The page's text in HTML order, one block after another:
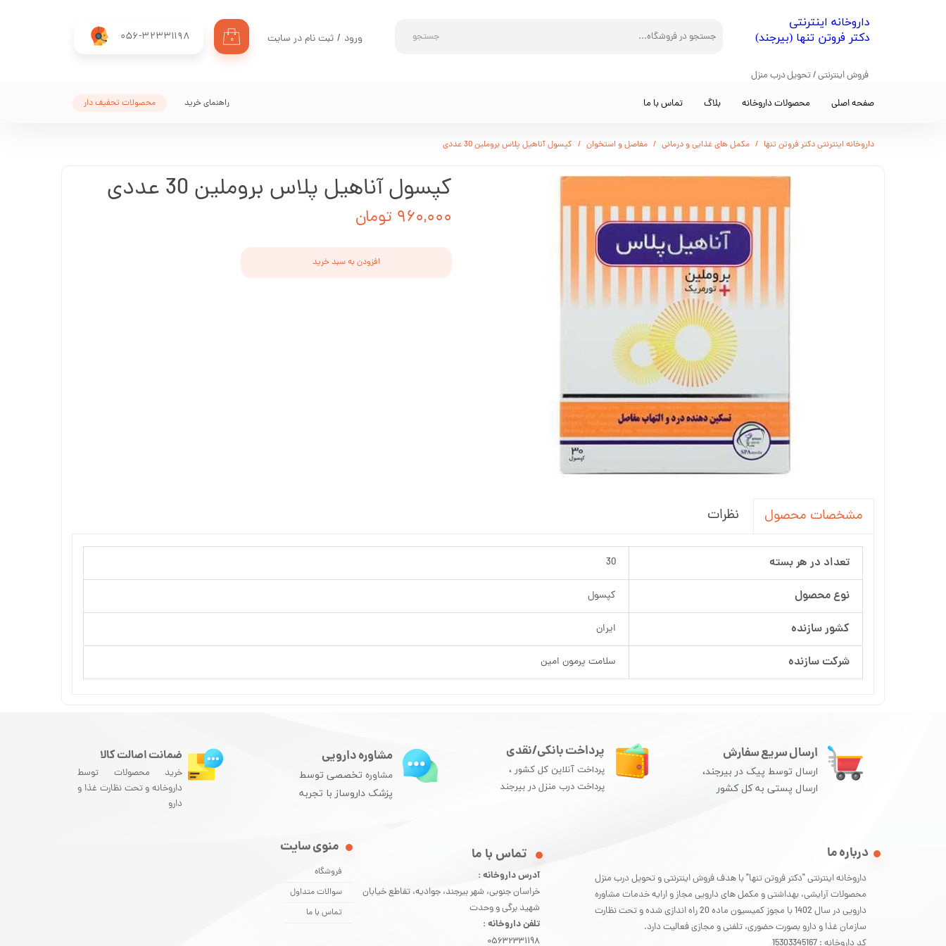
​داروخانه اینترنتی
دکتر فروتن تنها (بیرجند)
فروش اینترنتی / تحویل درب منزل
056-32331198 جستجو ۰ ورود / ثبت نام در سایت
صفحه اصلی محصولات داروخانه بلاگ تماس با ما محصولات تحفیف دار راهنمای خرید
داروخانه اینترنتی دکتر فروتن تنها مکمل های غذایی و درمانی مفاصل و استخوان کپسول آناهیل پلاس بروملین 30 عددی
کپسول آناهیل پلاس بروملین 30 عددی
۹۶۰,۰۰۰ تومان
افزودن به سبد خرید
مشخصات محصول نظرات
تعداد در هر بسته 30
نوع محصول کپسول
کشور سازنده ایران
شرکت سازنده سلامت پرمون امین
ارسال سریع سفارش
ارسال توسط پیک در بیرجند،
ارسال پستی به کل کشور
درباره ما
داروخانه اینترنتی "دکتر فروتن تنها" با هدف فروش اینترنتی و تحویل درب منزل
محصولات آرایشی، بهداشتی و مکمل های دارویی مجاز و ارایه خدمات مشاوره
دارویی در سال 1402 با مجوز کمیسیون ماده 20 راه اندازی شده و تحت نظارت
سازمان غذا و دارو بصورت حضوری، تلفنی و مجازی فعالیت دارد.
کد داروخانه : 15303345167
منوی سایت
فروشگاه
سوالات متداول
تماس با ما
پرداخت بانکی/نقدی
پرداخت آنلاین کل کشور ،
پرداخت درب منزل در بیرجند
مشاوره دارویی
مشاوره تخصصی توسط
پزشک داروساز با تجربه
ضمانت اصالت کالا
خرید محصولات توسط
داروخانه و تحت نظارت غذا و
دارو
آدرس داروخانه :
خراسان جنوبی، شهر بیرجند، جوادیه، تقاطع خیابان
شهید برگی و وحدت
تلفن داروخانه :
05632331198
​تماس با ما